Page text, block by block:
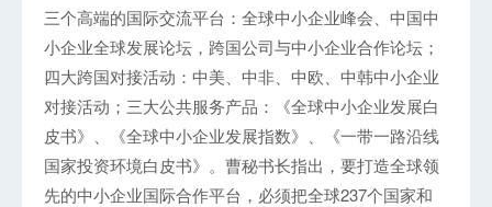
三个高端的国际交流平台：全球中小企业峰会、中国中
小企业全球发展论坛，跨国公司与中小企业合作论坛；
四大跨国对接活动：中美、中非、中欧、中韩中小企业
对接活动；三大公共服务产品：《全球中小企业发展白
皮书》、《全球中小企业发展指数》、《一带一路沿线
国家投资环境白皮书》。曹秘书长指出，要打造全球领
先的中小企业国际合作平台，必须把全球237个国家和